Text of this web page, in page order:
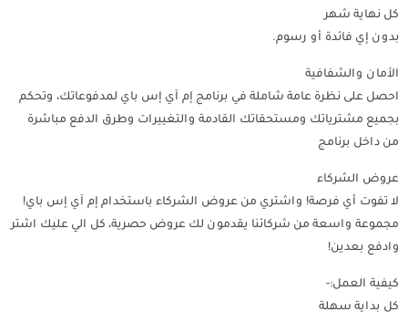
كل نهاية شهر
بدون إي فائدة أو رسوم.
الأمان والشفافية
احصل على نظرة عامة شاملة في برنامج إم آي إس باي لمدفوعاتك، وتحكم
بجميع مشترياتك ومستحقاتك القادمة والتغييرات وطرق الدفع مباشرة
من داخل برنامج
عروض الشركاء
لا تفوت أي فرصة! واشتري من عروض الشركاء باستخدام إم آي إس باي!
مجموعة واسعة من شركائنا يقدمون لك عروض حصرية، كل الي عليك اشتر
وادفع بعدين!
كيفية العمل:-
كل بداية سهلة